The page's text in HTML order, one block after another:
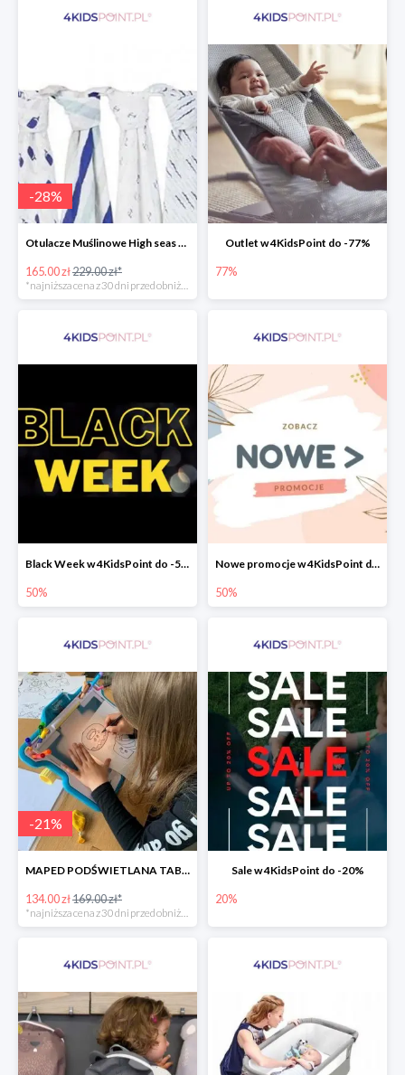
-28%
Otulacze Muślinowe High seas 4 szt.
165.00 zł229.00 zł*
*najniższa cena z 30 dni przed obniżką
Outlet w 4KidsPoint do -77%
77%
Black Week w 4KidsPoint do -50%
50%
Nowe promocje w 4KidsPoint do -50%
50%
-21%
MAPED PODŚWIETLANA TABLICA DO RYSOWANIA LUMI BOARD CREATIV -21%
134.00 zł169.00 zł*
Sale w 4KidsPoint do -20%
20%